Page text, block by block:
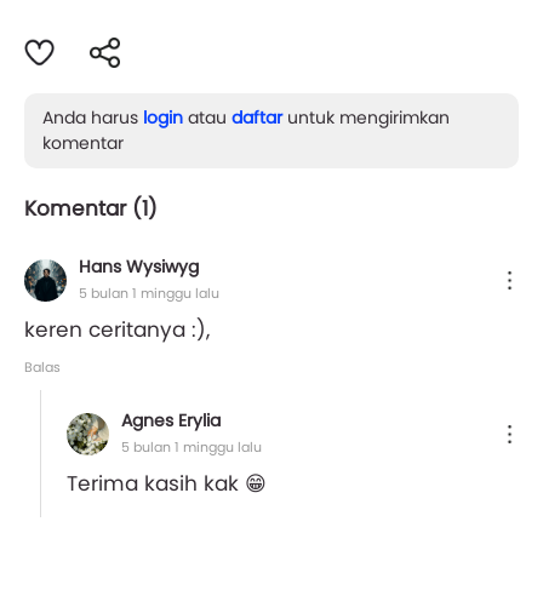
Anda harus login atau daftaruntuk mengirimkan
komentar
Komentar (1)
Hans Wysiwyg
5 bulan 1 minggu lalu
keren ceritanya :),
Balas
Agnes Erylia
5 bulan 1 minggu lalu
Terima kasih kak 😁